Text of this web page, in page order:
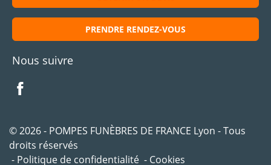
PRENDRE RENDEZ-VOUS
Nous suivre
© 2026 - POMPES FUNÈBRES DE FRANCE Lyon - Tous
droits réservés
Politique de confidentialité
Cookies